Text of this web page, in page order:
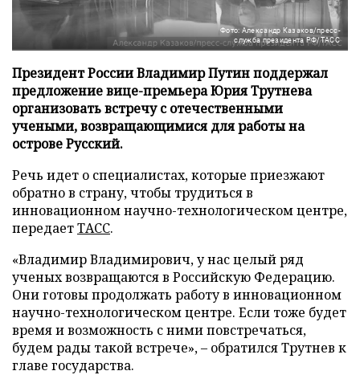
Фото: Александр Казаков/пресс-
служба президента РФ/ТАСС
Президент России Владимир Путин поддержал
предложение вице-премьера Юрия Трутнева
организовать встречу с отечественными
учеными, возвращающимися для работы на
острове Русский.
Речь идет о специалистах, которые приезжают
обратно в страну, чтобы трудиться в
инновационном научно-технологическом центре,
передаетТАСС.
«Владимир Владимирович, у нас целый ряд
ученых возвращаются в Российскую Федерацию.
Они готовы продолжать работу в инновационном
научно-технологическом центре. Если тоже будет
время и возможность с ними повстречаться,
будем рады такой встрече», – обратился Трутнев к
главе государства.